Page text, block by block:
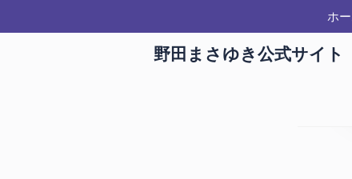
ホ
野田まさゆき公式サイト